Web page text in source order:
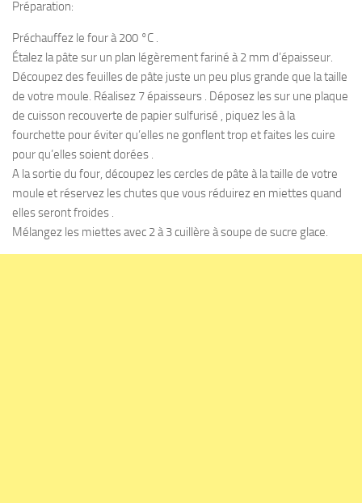
Préparation:
Préchauffez le four à 200 °C .
Étalez la pâte sur un plan légèrement fariné à 2 mm d’épaisseur.
Découpez des feuilles de pâte juste un peu plus grande que la taille
de votre moule. Réalisez 7 épaisseurs . Déposez les sur une plaque
de cuisson recouverte de papier sulfurisé , piquez les à la
fourchette pour éviter qu’elles ne gonflent trop et faites les cuire
pour qu’elles soient dorées .
A la sortie du four, découpez les cercles de pâte à la taille de votre
moule et réservez les chutes que vous réduirez en miettes quand
elles seront froides .
Mélangez les miettes avec 2 à 3 cuillère à soupe de sucre glace.